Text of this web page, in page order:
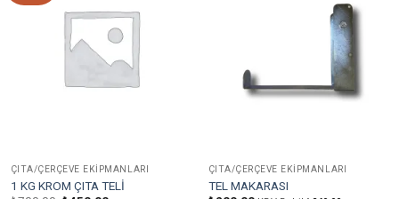
ÇITA/ÇERÇEVE EKIPMANLARI
1 KG KROM ÇITA TELİ
ÇITA/ÇERÇEVE EKIPMANLARI
TEL MAKARASI